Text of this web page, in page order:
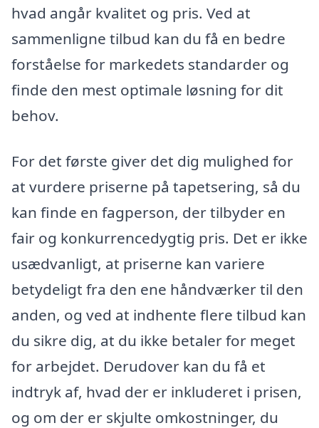
hvad angår kvalitet og pris. Ved at
sammenligne tilbud kan du få en bedre
forståelse for markedets standarder og
finde den mest optimale løsning for dit
behov.
For det første giver det dig mulighed for
at vurdere priserne på tapetsering, så du
kan finde en fagperson, der tilbyder en
fair og konkurrencedygtig pris. Det er ikke
usædvanligt, at priserne kan variere
betydeligt fra den ene håndværker til den
anden, og ved at indhente flere tilbud kan
du sikre dig, at du ikke betaler for meget
for arbejdet. Derudover kan du få et
indtryk af, hvad der er inkluderet i prisen,
og om der er skjulte omkostninger, du